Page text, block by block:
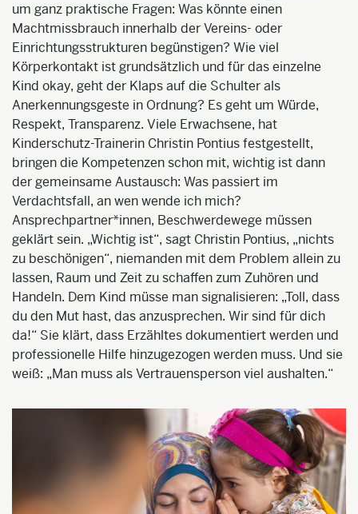
um ganz praktische Fragen: Was könnte einen
Machtmissbrauch innerhalb der Vereins- oder
Einrichtungsstrukturen begünstigen? Wie viel
Körperkontakt ist grundsätzlich und für das einzelne
Kind okay, geht der Klaps auf die Schulter als
Anerkennungsgeste in Ordnung? Es geht um Würde,
Respekt, Transparenz. Viele Erwachsene, hat
Kinderschutz-Trainerin Christin Pontius festgestellt,
bringen die Kompetenzen schon mit, wichtig ist dann
der gemeinsame Austausch: Was passiert im
Verdachtsfall, an wen wende ich mich?
Ansprechpartner*innen, Beschwerdewege müssen
geklärt sein. „Wichtig ist“, sagt Christin Pontius, „nichts
zu beschönigen“, niemanden mit dem Problem allein zu
lassen, Raum und Zeit zu schaffen zum Zuhören und
Handeln. Dem Kind müsse man signalisieren: „Toll, dass
du den Mut hast, das anzusprechen. Wir sind für dich
da!“ Sie klärt, dass Erzähltes dokumentiert werden und
professionelle Hilfe hinzugezogen werden muss. Und sie
weiß: „Man muss als Vertrauensperson viel aushalten.“